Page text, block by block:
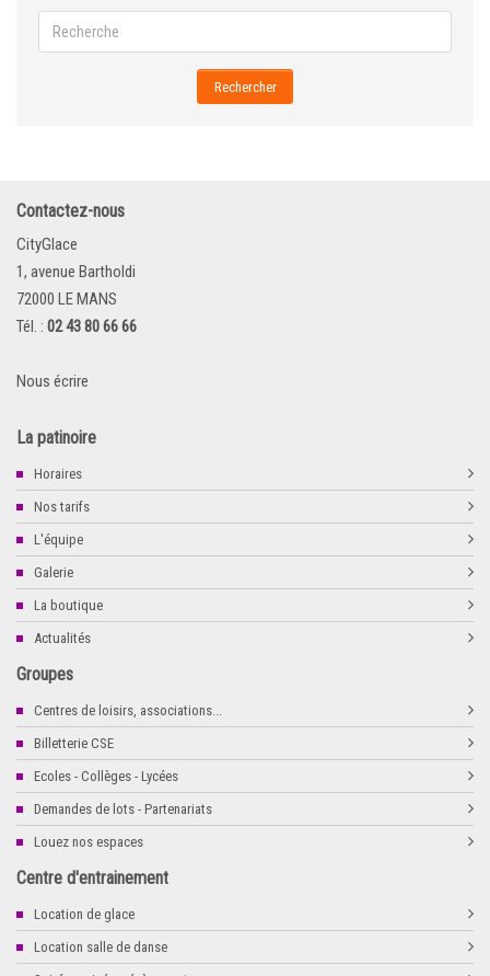
Rechercher
Contactez-nous
CityGlace
1, avenue Bartholdi
72000 LE MANS
Tél. : 02 43 80 66 66
Nous écrire
La patinoire
Horaires
Nos tarifs
L'équipe
Galerie
La boutique
Actualités
Groupes
Centres de loisirs, associations...
Billetterie CSE
Ecoles - Collèges - Lycées
Demandes de lots - Partenariats
Louez nos espaces
Centre d'entrainement
Location de glace
Location salle de danse